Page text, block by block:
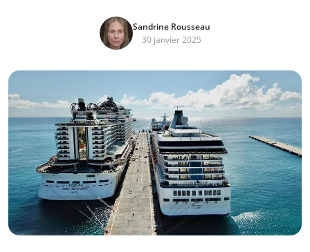
Sandrine Rousseau
30 janvier 2025